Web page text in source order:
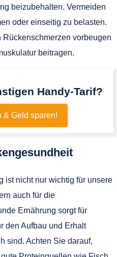
beizubehalten. Vermeiden
oder einseitig zu belasten.
vorbeugen
beitragen.
Handy-Tarif?
& Geld sparen!
ist nicht nur wichtig für unsere
auch für die
Ernährung sorgt für
den Aufbau und Erhalt
sind. Achten Sie darauf,